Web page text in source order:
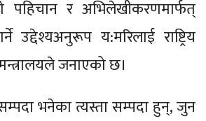
पहिचान र अभिलेखीकरणमार्फत्
उद्देश्यअनुरूप य:मरिलाई राष्ट्रिय
जनाएको छ।
भनेका त्यस्ता सम्पदा हुन्, जुन